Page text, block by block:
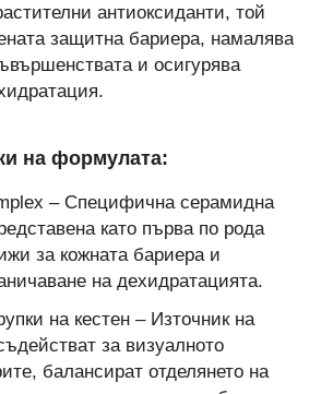
антиоксиданти, той
защитна бариера, намалява
и осигурява
на формулата:
– Специфична серамидна
като първа по рода
за кожната бариера и
на дехидратацията.
на кестен – Източник на
за визуалното
балансират отделянето на